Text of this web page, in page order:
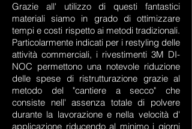
Grazie all' utilizzo di questi fantastici
materiali siamo in grado di ottimizzare
tempi e costi rispetto ai metodi tradizionali.
Particolarmente indicati per i restyling delle
attività commerciali, i rivestimenti 3M DI-
NOC permettono una notevole riduzione
delle spese di ristrutturazione grazie al
metodo del "cantiere a secco" che
consiste nell' assenza totale di polvere
durante la lavorazione e nella velocità d'
applicazione riducendo al minimo i giorni